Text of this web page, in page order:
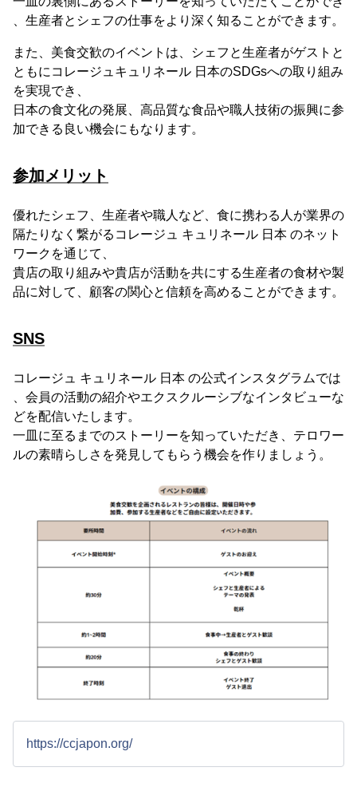
、生産者とシェフの仕事をより深く知ることができます。
また、美食交歓のイベントは、シェフと⽣産者がゲストと
ともにコレージュキュリネール ⽇本のSDGsへの取り組み
を実現でき、
日本の食文化の発展、高品質な食品や職人技術の振興に参
加できる良い機会にもなります。
参加メリット
優れたシェフ、生産者や職人など、食に携わる人が業界の
隔たりなく繋がるコレージュ キュリネール 日本 のネット
ワークを通じて、
貴店の取り組みや貴店が活動を共にする生産者の食材や製
品に対して、顧客の関心と信頼を高めることができます。
SNS
コレージュ キュリネール 日本 の公式インスタグラムでは
、会員の活動の紹介やエクスクルーシブなインタビューな
どを配信いたします。
一皿に至るまでのストーリーを知っていただき、テロワー
ルの素晴らしさを発見してもらう機会を作りましょう。
https://ccjapon.org/